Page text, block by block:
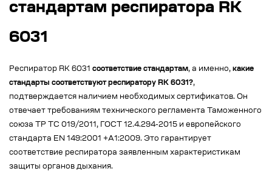
стандартам респиратора RK
6031
Респиратор RK 6031 соответствие стандартам, а именно, какие
стандарты соответствуют респиратору RK 6031?,
подтверждается наличием необходимых сертификатов. Он
отвечает требованиям технического регламента Таможенного
союза ТР ТС 019/2011, ГОСТ 12.4.294-2015 и европейского
стандарта EN 149:2001 +A1:2009. Это гарантирует
соответствие респиратора заявленным характеристикам
защиты органов дыхания.